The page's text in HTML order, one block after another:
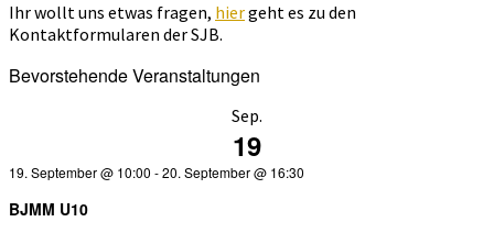
Ihr wollt uns etwas fragen, hiergeht es zu den
Kontaktformularen der SJB.
Bevorstehende Veranstaltungen
Sep.
19
19. September @ 10:00 -20. September @ 16:30
BJMM U10